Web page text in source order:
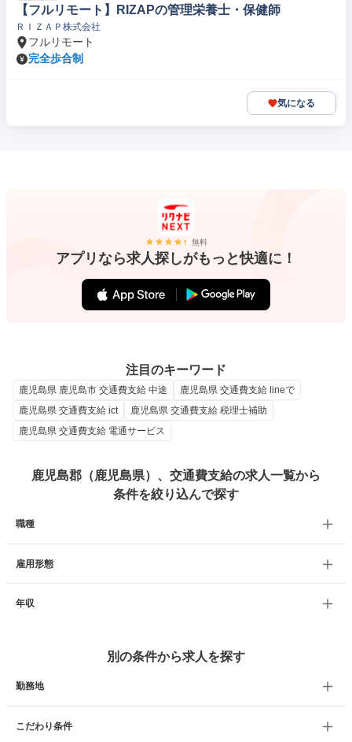
【フルリモート】RIZAPの管理栄養士・保健師
ＲＩＺＡＰ株式会社
フルリモート
完全歩合制
気になる
無料
アプリなら求人探しがもっと快適に！
注目のキーワード
鹿児島県 鹿児島市 交通費支給 中途
鹿児島県 交通費支給 lineで
鹿児島県 交通費支給 ict
鹿児島県 交通費支給 税理士補助
鹿児島県 交通費支給 電通サービス
鹿児島郡（鹿児島県）、交通費支給の求人一覧から
条件を絞り込んで探す
職種
雇用形態
年収
別の条件から求人を探す
勤務地
こだわり条件